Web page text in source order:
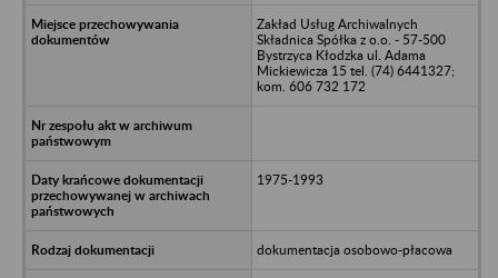
Zakład Usług Archiwalnych
Składnica Spółka z o.o. - 57-500
Bystrzyca Kłodzka ul. Adama
Mickiewicza 15 tel. (74) 6441327;
kom. 606 732 172
1975-1993
dokumentacja osobowo-płacowa